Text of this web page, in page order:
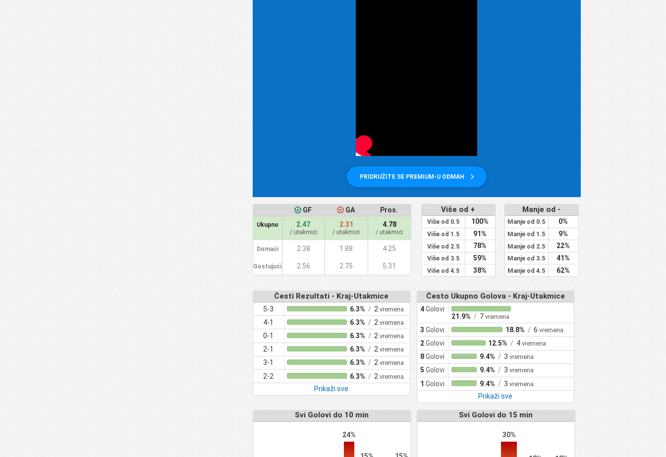
PRIDRUŽITE SE PREMIUM-U ODMAH
GF GA Pros.
Ukupno 2.47
/ utakmici
2.31
/ utakmici
4.78
/ utakmici
Domaći 2.38 1.88 4.25
Gostujući 2.56 2.75 5.31
Više od +
Više od 0.5 100%
Više od 1.5 91%
Više od 2.5 78%
Više od 3.5 59%
Više od 4.5 38%
Manje od -
Manje od 0.5 0%
Manje od 1.5 9%
Manje od 2.5 22%
Manje od 3.5 41%
Manje od 4.5 62%
Česti Rezultati - Kraj-Utakmice
5-3 6.3% / 2 vremena
4-1 6.3% / 2 vremena
0-1 6.3% / 2 vremena
2-1 6.3% / 2 vremena
3-1 6.3% / 2 vremena
2-2 6.3% / 2 vremena
Prikaži sve
Često Ukupno Golova - Kraj-Utakmice
4Golovi
21.9% / 7 vremena
3Golovi 18.8% / 6 vremena
2Golovi 12.5% / 4vremena
8Golovi 9.4% / 3 vremena
5Golovi 9.4% / 3 vremena
1Golovi 9.4% / 3 vremena
Prikaži sve
Svi Golovi do 10 min
24%
Svi Golovi do 15 min
30%